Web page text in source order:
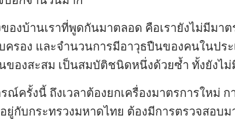
องบ้านเราที่พูดกันมาตลอด คือเรายังไม่มีมา
ครอง และจำนวนการมีอาวุธปืนของคนในปร
ของสะสม เป็นสมบัติชนิดหนึ่งด้วยซ้ำ ทั้งยังไม่
รณ์ครั้งนี้ ถึงเวลาต้องยกเครื่องมาตรการใหม่
ยู่กับกระทรวงมหาดไทย ต้องมีการตรวจสอ